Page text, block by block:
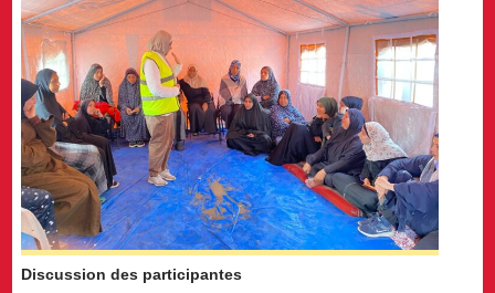
Discussion des participantes